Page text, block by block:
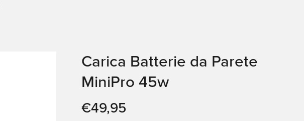
Carica Batterie da Parete
MiniPro 45w
Prezzo scontato
€49,95